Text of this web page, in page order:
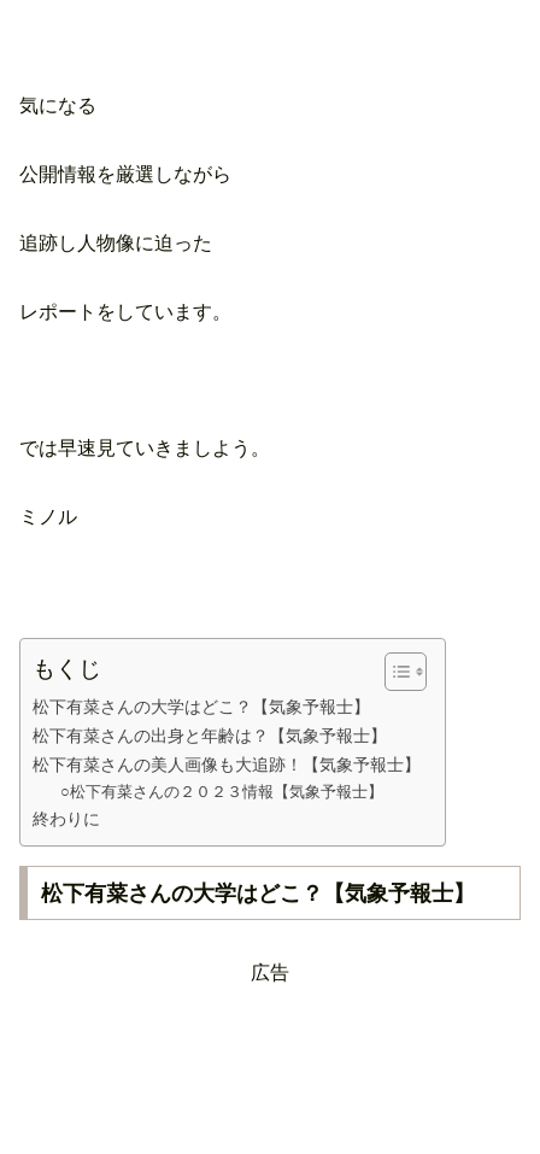
気になる
公開情報を厳選しながら
追跡し人物像に迫った
レポートをしています。
では早速見ていきましよう。
ミノル
もくじ
松下有菜さんの大学はどこ？【気象予報士】
松下有菜さんの出身と年齢は？【気象予報士】
松下有菜さんの美人画像も大追跡！【気象予報士】
○松下有菜さんの２０２３情報【気象予報士】
終わりに
松下有菜さんの大学はどこ？【気象予報士】
広告